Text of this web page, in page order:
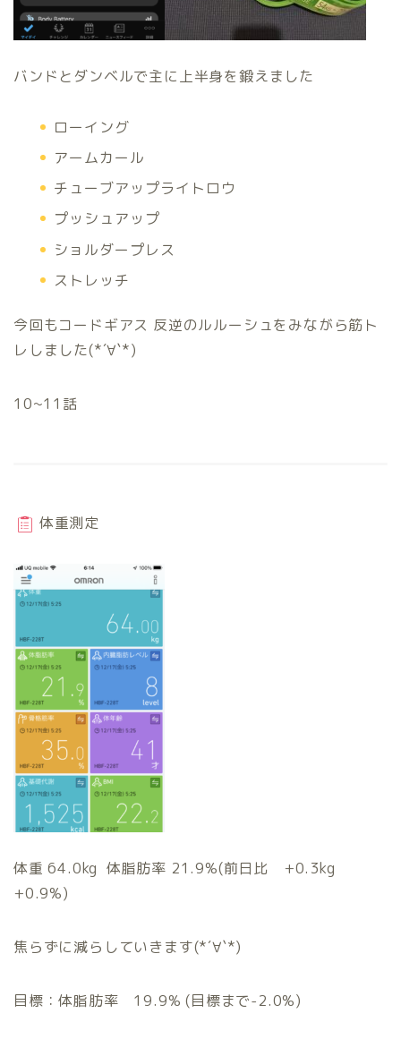
バンドとダンベルで主に上半身を鍛えました
ローイング
アームカール
チューブアップライトロウ
プッシュアップ
ショルダープレス
ストレッチ
今回もコードギアス 反逆のルルーシュをみながら筋ト
レしました(*´∀`*)
10~11話
体重測定
体重 64.0kg 体脂肪率 21.9%(前日比 +0.3kg
+0.9%)
焦らずに減らしていきます(*´∀`*)
目標：体脂肪率 19.9% (目標まで-2.0%)